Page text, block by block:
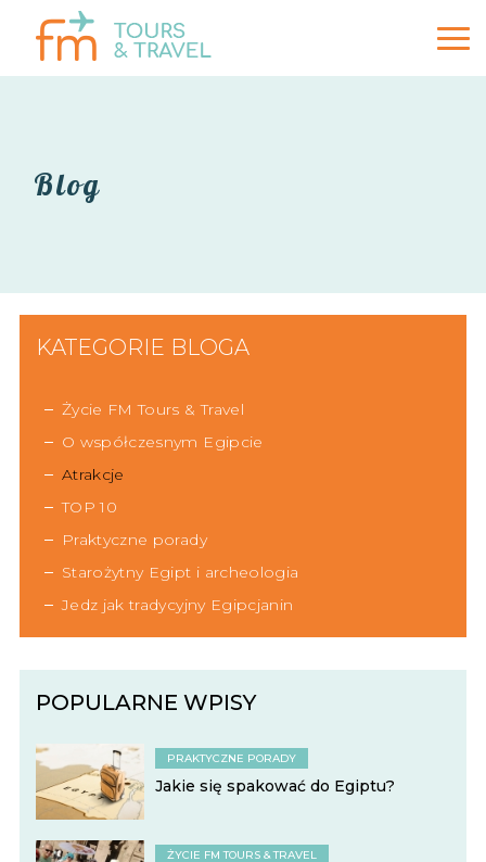
Blog
KATEGORIE BLOGA
Życie FM Tours & Travel
O współczesnym Egipcie
Atrakcje
TOP 10
Praktyczne porady
Starożytny Egipt i archeologia
Jedz jak tradycyjny Egipcjanin
POPULARNE WPISY
PRAKTYCZNE PORADY
Jakie się spakować do Egiptu?
ŻYCIE FM TOURS & TRAVEL